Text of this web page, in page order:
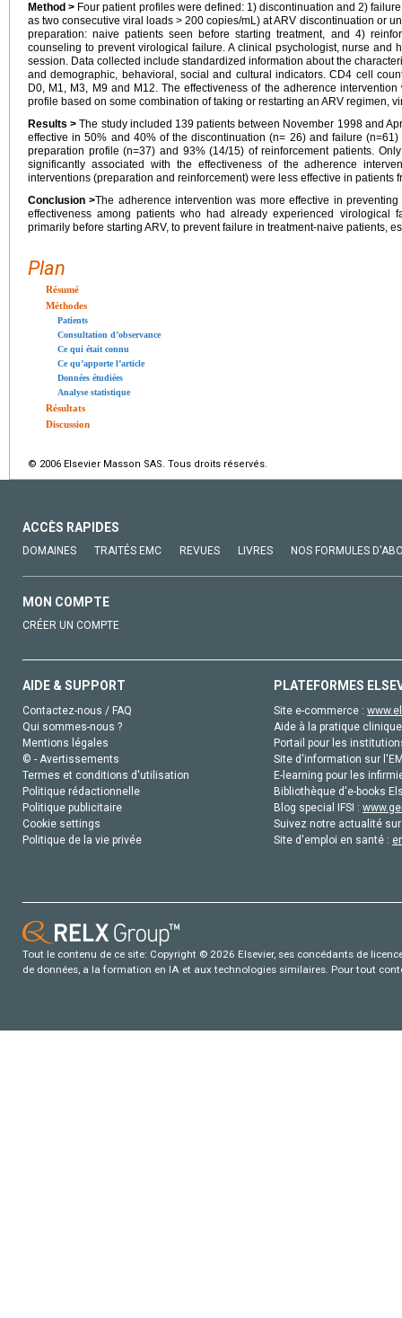
Method > Four patient profiles were defined: 1) discontinuation and 2)
as two consecutive viral loads > 200 copies/mL) at ARV discontinuation or
preparation: naive patients seen before starting treatment, and 4)
counseling to prevent virological failure. A clinical psychologist, nurse and
session. Data collected include standardized information about the
and demographic, behavioral, social and cultural indicators. CD4 cell
D0, M1, M3, M9 and M12. The effectiveness of the adherence
profile based on some combination of taking or restarting an ARV regimen,
Results > The study included 139 patients between November 1998 and
effective in 50% and 40% of the discontinuation (n= 26) and failure
preparation profile (n=37) and 93% (14/15) of reinforcement patients.
significantly associated with the effectiveness of the adherence
interventions (preparation and reinforcement) were less effective in patients
Conclusion >The adherence intervention was more effective in
effectiveness among patients who had already experienced virological
primarily before starting ARV, to prevent failure in treatment-naive patients,
Plan
Résumé
Méthodes
Patients
Consultation d’observance
Ce qui était connu
Ce qu’apporte l’article
Données étudiées
Analyse statistique
Résultats
Discussion
© 2006 Elsevier Masson SAS. Tous droits réservés.
ACCÈS RAPIDES
DOMAINES TRAITÉS EMC REVUES LIVRES NOS FORMULES
MON COMPTE
CRÉER UN COMPTE
AIDE & SUPPORT
Contactez-nous / FAQ
Qui sommes-nous ?
Mentions légales
© - Avertissements
Termes et conditions d'utilisation
Politique rédactionnelle
Politique publicitaire
Cookie settings
Politique de la vie privée
PLATEFORMES
Site e-commerce :
Aide à la pratique
Portail pour les
Site d'information sur
E-learning pour les
Bibliothèque d'e-books
Blog special IFSI :
Suivez notre actualité
Site d'emploi en santé :
Tout le contenu de ce site: Copyright © 2026 Elsevier, ses concédants de
de données, a la formation en IA et aux technologies similaires. Pour tout